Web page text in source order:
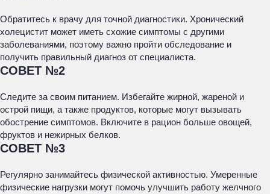
Обратитесь к врачу для точной диагностики. Хронический
холецистит может иметь схожие симптомы с другими
заболеваниями, поэтому важно пройти обследование и
получить правильный диагноз от специалиста.
СОВЕТ №2
Следите за своим питанием. Избегайте жирной, жареной и
острой пищи, а также продуктов, которые могут вызывать
обострение симптомов. Включите в рацион больше овощей,
фруктов и нежирных белков.
СОВЕТ №3
Регулярно занимайтесь физической активностью. Умеренные
физические нагрузки могут помочь улучшить работу желчного